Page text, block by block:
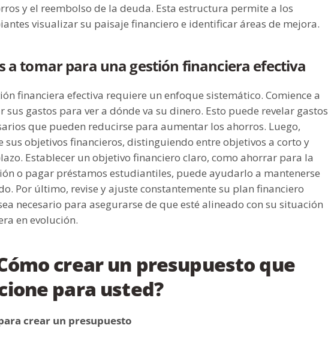
y el reembolso de la deuda. Esta estructura permite a los
visualizar su paisaje financiero e identificar áreas de mejora.
a tomar para una gestión financiera efectiva
financiera efectiva requiere un enfoque sistemático. Comience a
sus gastos para ver a dónde va su dinero. Esto puede revelar gastos
que pueden reducirse para aumentar los ahorros. Luego,
sus objetivos financieros, distinguiendo entre objetivos a corto y
Establecer un objetivo financiero claro, como ahorrar para la
o pagar préstamos estudiantiles, puede ayudarlo a mantenerse
Por último, revise y ajuste constantemente su plan financiero
necesario para asegurarse de que esté alineado con su situación
en evolución.
crear un presupuesto que
para usted?
crear un presupuesto